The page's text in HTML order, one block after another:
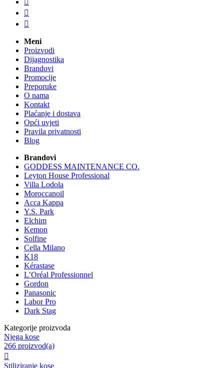


Meni
Proizvodi
Dijagnostika
Brandovi
Promocije
Preporuke
O nama
Kontakt
Plaćanje i dostava
Opći uvjeti
Pravila privatnosti
Blog
Brandovi
GODDESS MAINTENANCE CO.
Leyton House Professional
Villa Lodola
Moroccanoil
Acca Kappa
Y.S. Park
Elchim
Kemon
Solfine
Cella Milano
K18
Kérastase
L’Oréal Professionnel
Gordon
Panasonic
Labor Pro
Dark Stag
Kategorije proizvoda
Njega kose
266 proizvod(a)

Stiliziranje kose